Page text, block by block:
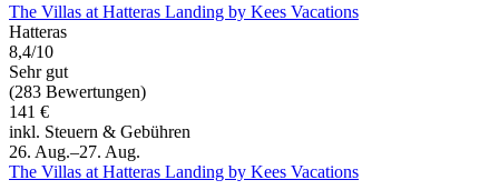
The Villas at Hatteras Landing by Kees Vacations
Hatteras
8,4/10
Sehr gut
(283 Bewertungen)
141 €
inkl. Steuern & Gebühren
26. Aug.–27. Aug.
The Villas at Hatteras Landing by Kees Vacations